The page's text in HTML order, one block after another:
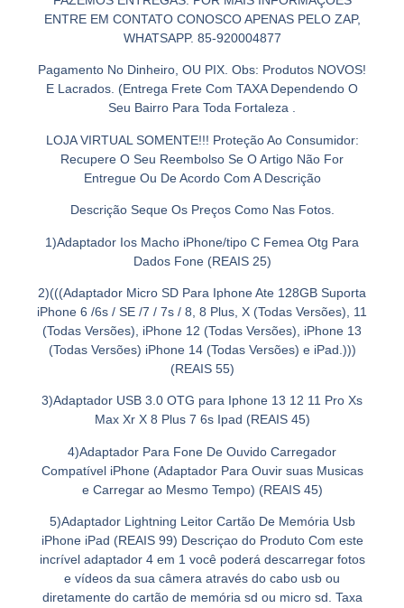
ENTRE EM CONTATO CONOSCO APENAS PELO ZAP,
WHATSAPP. 85-920004877
Pagamento No Dinheiro, OU PIX. Obs: Produtos NOVOS!
E Lacrados. (Entrega Frete Com TAXA Dependendo O
Seu Bairro Para Toda Fortaleza .
LOJA VIRTUAL SOMENTE!!! Proteção Ao Consumidor:
Recupere O Seu Reembolso Se O Artigo Não For
Entregue Ou De Acordo Com A Descrição
Descrição Seque Os Preços Como Nas Fotos.
1)Adaptador Ios Macho iPhone/tipo C Femea Otg Para
Dados Fone (REAIS 25)
2)(((Adaptador Micro SD Para Iphone Ate 128GB Suporta
iPhone 6 /6s / SE /7 / 7s / 8, 8 Plus, X (Todas Versões), 11
(Todas Versões), iPhone 12 (Todas Versões), iPhone 13
(Todas Versões) iPhone 14 (Todas Versões) e iPad.)))
(REAIS 55)
3)Adaptador USB 3.0 OTG para Iphone 13 12 11 Pro Xs
Max Xr X 8 Plus 7 6s Ipad (REAIS 45)
4)Adaptador Para Fone De Ouvido Carregador
Compatível iPhone (Adaptador Para Ouvir suas Musicas
e Carregar ao Mesmo Tempo) (REAIS 45)
5)Adaptador Lightning Leitor Cartão De Memória Usb
iPhone iPad (REAIS 99) Descriçao do Produto Com este
incrível adaptador 4 em 1 você poderá descarregar fotos
e vídeos da sua câmera através do cabo usb ou
diretamente do cartão de memória sd ou micro sd. Taxa